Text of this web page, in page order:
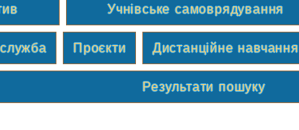
Учнівське самоврядування
Проєкти Дистанційне навчання
Результати пошуку